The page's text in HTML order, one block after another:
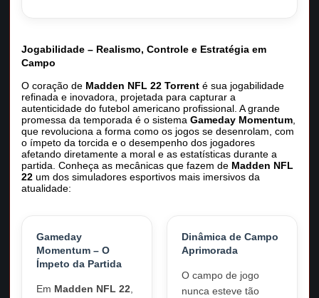
Jogabilidade – Realismo, Controle e Estratégia em
Campo
O coração de Madden NFL 22 Torrent é sua jogabilidade
refinada e inovadora, projetada para capturar a
autenticidade do futebol americano profissional. A grande
promessa da temporada é o sistemaGameday Momentum
que revoluciona a forma como os jogos se desenrolam, com
o ímpeto da torcida e o desempenho dos jogadores
afetando diretamente a moral e as estatísticas durante a
partida. Conheça as mecânicas que fazem de Madden NFL
22 um dos simuladores esportivos mais imersivos da
atualidade:
Gameday
Momentum – O
Ímpeto da Partida
Em Madden NFL 22
Dinâmica de Campo
Aprimorada
O campo de jogo
nunca esteve tão